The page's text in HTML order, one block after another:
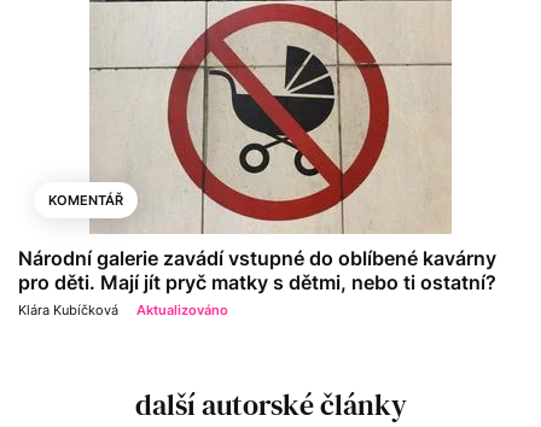
KOMENTÁŘ
Národní galerie zavádí vstupné do oblíbené kavárny
pro děti. Mají jít pryč matky s dětmi, nebo ti ostatní?
Klára Kubíčková Aktualizováno
další autorské články